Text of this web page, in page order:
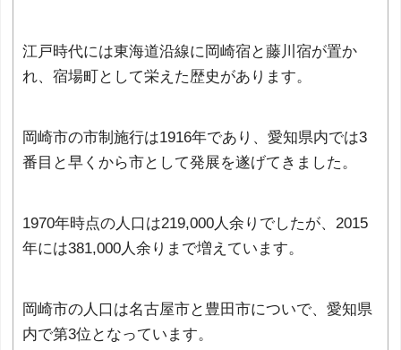
江戸時代には東海道沿線に岡崎宿と藤川宿が置か
れ、宿場町として栄えた歴史があります。
岡崎市の市制施行は1916年であり、愛知県内では3
番目と早くから市として発展を遂げてきました。
1970年時点の人口は219,000人余りでしたが、2015
年には381,000人余りまで増えています。
岡崎市の人口は名古屋市と豊田市についで、愛知県
内で第3位となっています。